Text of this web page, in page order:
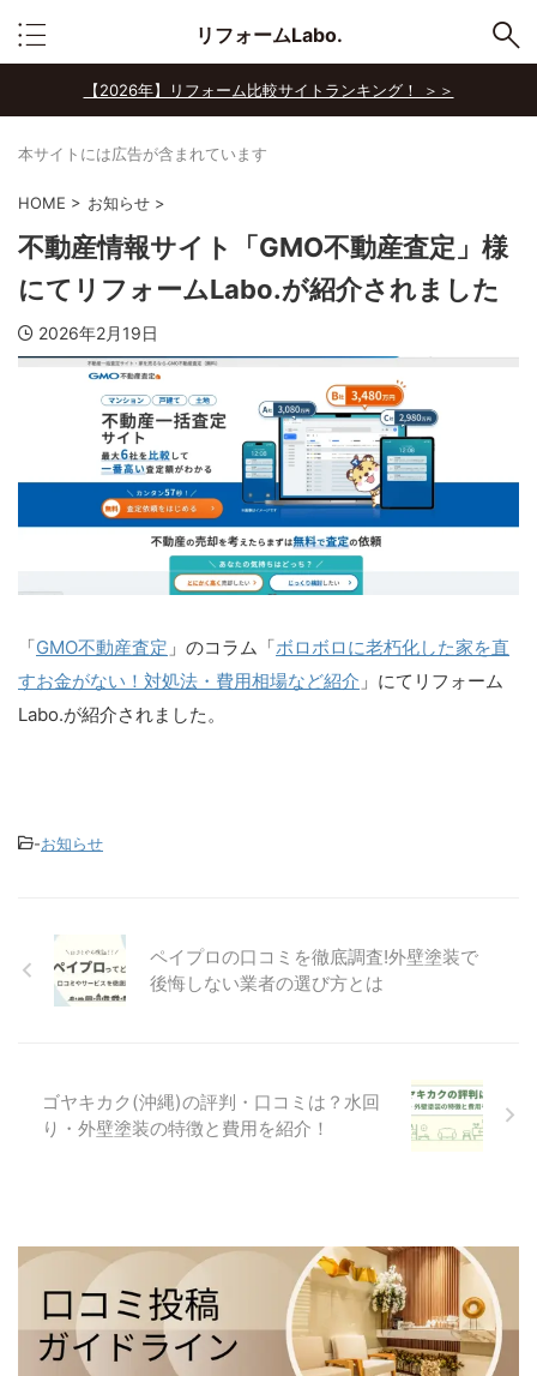
リフォームLabo.
【2026年】リフォーム比較サイトランキング！ ＞＞
本サイトには広告が含まれています
HOME > お知らせ >
不動産情報サイト「GMO不動産査定」様
にてリフォームLabo.が紹介されました
2026年2月19日
「GMO不動産査定 」のコラム「ボロボロに老朽化した家を直
すお金がない！対処法・費用相場など紹介 」にてリフォーム
Labo.が紹介されました。
-お知らせ
ペイプロの口コミを徹底調査!外壁塗装で
後悔しない業者の選び方とは
ゴヤキカク(沖縄)の評判・口コミは？水回
り・外壁塗装の特徴と費用を紹介！